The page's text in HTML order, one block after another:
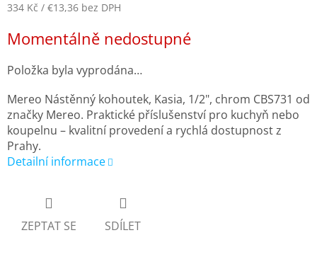
334 Kč / €13,36 bez DPH
cena:
Momentálně nedostupné
Položka byla vyprodána…
Mereo Nástěnný kohoutek, Kasia, 1/2", chrom CBS731 od
značky Mereo. Praktické příslušenství pro kuchyň nebo
koupelnu – kvalitní provedení a rychlá dostupnost z
Prahy.
Detailní informace
ZEPTAT SE SDÍLET